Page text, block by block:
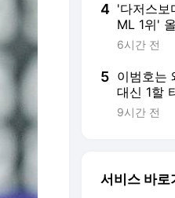
4 '다저스보
ML 1위'
승? 벌써
6시간 전
5 이범호는
대신 1할
나… 복잡
9시간 전
서비스 바로